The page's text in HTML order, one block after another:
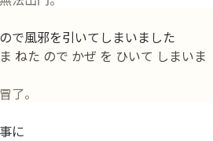
で風邪を引いてしまいました
ねた ので かぜ を ひいて しまいま
了。
に